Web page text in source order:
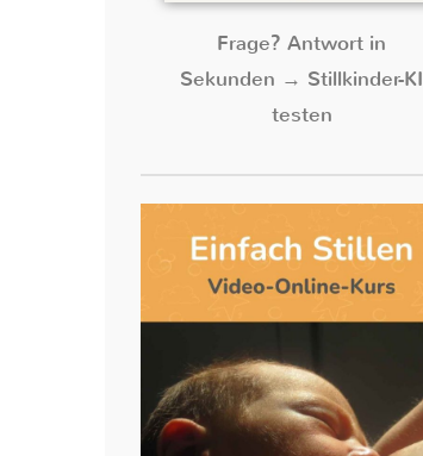
Frage? Antwort in
Sekunden → Stillkinder-KI
testen